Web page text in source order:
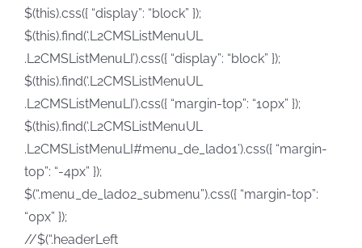
$(this).css({ “display”: “block” });
$(this).find(‘.L2CMSListMenuUL
.L2CMSListMenuLI’).css({ “display”: “block” });
$(this).find(‘.L2CMSListMenuUL
.L2CMSListMenuLI’).css({ “margin-top”: “10px” });
$(this).find(‘.L2CMSListMenuUL
.L2CMSListMenuLI#menu_de_lado1’).css({ “margin-
top”: “-4px” });
$(“.menu_de_lado2_submenu”).css({ “margin-top”:
“0px” });
//$(“.headerLeft